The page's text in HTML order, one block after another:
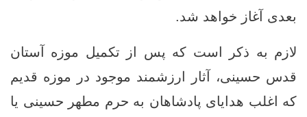
بعدی آغاز خواهد شد.
لازم به ذکر است که پس از تکمیل موزه آستان
قدس حسینی، آثار ارزشمند موجود در موزه قدیم
که اغلب هدایای پادشاهان به حرم مطهر حسینی یا